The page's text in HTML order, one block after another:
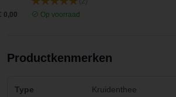
0,00
Op voorraad
Productkenmerken
Type Kruidenthee